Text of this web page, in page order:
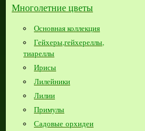
Многолетние цветы
Основная коллекция
Гейхеры,гейхереллы,
тиареллы
Ирисы
Лилейники
Лилии
Примулы
Садовые орхидеи